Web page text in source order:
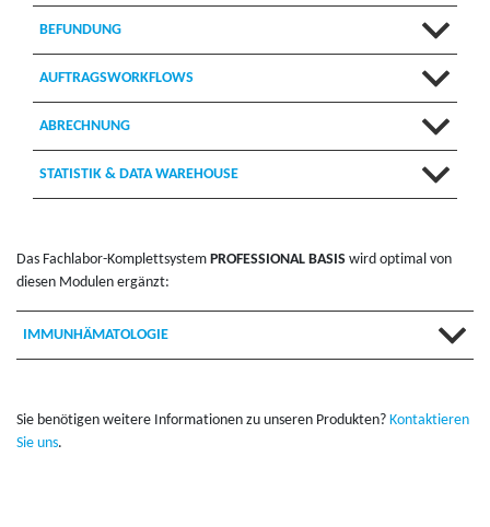
BEFUNDUNG
AUFTRAGSWORKFLOWS
ABRECHNUNG
STATISTIK & DATA WAREHOUSE
Das Fach­la­bor-Kom­plettsys­tem PRO­FES­SIONAL BASIS wird op­ti­mal von
diesen Mod­ulen ergänzt:
IMMUNHÄMATOLOGIE
Sie benötigen weit­ere In­for­ma­tio­nen zu un­seren Pro­duk­ten? Kon­tak­tieren
Sie uns.